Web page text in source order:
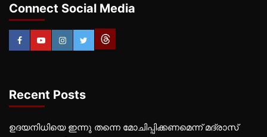
Connect Social Media
Recent Posts
ഉദയനിധിയെ ഇന്നു തന്നെ മോചിപ്പിക്കണമെന്ന് മദ്രാസ്